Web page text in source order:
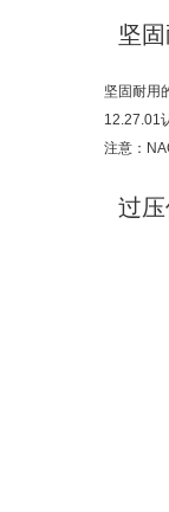
坚
坚固耐用
12.27.01
注意：
过